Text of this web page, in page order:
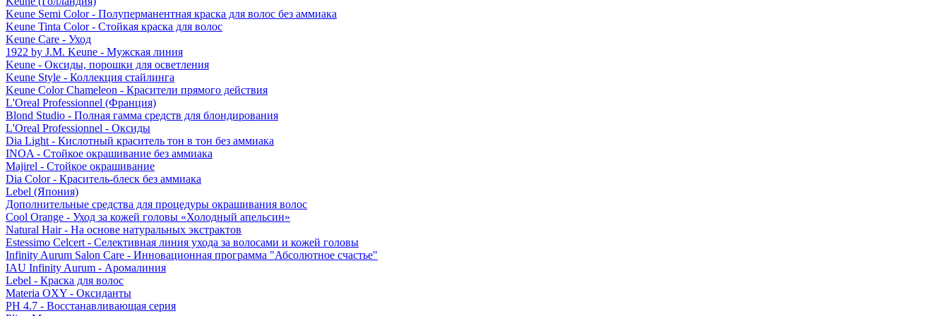
Keune Semi Color - Полуперманентная краска для волос без аммиака
Keune Tinta Color - Стойкая краска для волос
Keune Care - Уход
1922 by J.M. Keune - Мужская линия
Keune - Оксиды, порошки для осветления
Keune Style - Коллекция стайлинга
Keune Color Chameleon - Красители прямого действия
L'Oreal Professionnel (Франция)
Blond Studio - Полная гамма средств для блондирования
L'Oreal Professionnel - Оксиды
Dia Light - Кислотный краситель тон в тон без аммиака
INOA - Стойкое окрашивание без аммиака
Majirel - Стойкое окрашивание
Dia Color - Краситель-блеск без аммиака
Lebel (Япония)
Дополнительные средства для процедуры окрашивания волос
Cool Orange - Уход за кожей головы «Холодный апельсин»
Natural Hair - На основе натуральных экстрактов
Estessimo Celcert - Селективная линия ухода за волосами и кожей головы
Infinity Aurum Salon Care - Инновационная программа "Абсолютное счастье"
IAU Infinity Aurum - Аромалиния
Lebel - Краска для волос
Materia OXY - Оксиданты
PH 4.7 - Восстанавливающая серия